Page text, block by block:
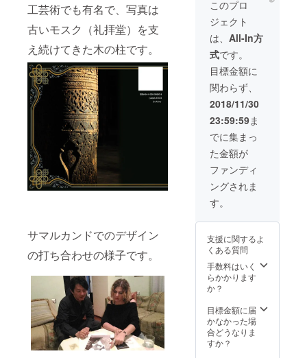
工芸術でも有名で、写真は
古いモスク（礼拝堂）を支
え続けてきた木の柱です。
サマルカンドでのデザイン
の打ち合わせの様子です。
交通
費・会
場費な
ど別途
要相談)
真講
座、撮
影会同
行講
師、作
品講評
など写
真に関
するこ
となら
ご要望
に応じ
て秋野
深が講
師を1日
以内(マ
ンツー
らも
通費・
会場費
など別
途要相
このプロ
ジェクト
は、 All-In方
式です。
目標金額に
関わらず、
2018/11/30
23:59:59ま
でに集まっ
た金額が
ファンディ
ングされま
す。
支援に関するよ
くある質問
手数料はいく
らかかります
か？
目標金額に届
かなかった場
合どうなりま
すか？